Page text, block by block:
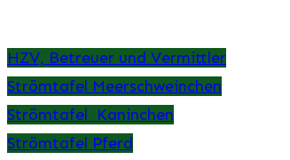
HZV, Betreuer und Vermittler
Strömtafel Meerschweinchen
Strömtafel Kaninchen
Strömtafel Pferd